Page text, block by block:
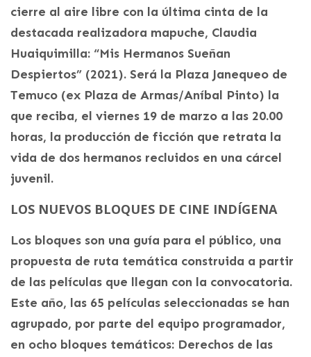
cierre al aire libre con la última cinta de la
destacada realizadora mapuche, Claudia
Huaiquimilla: “Mis Hermanos Sueñan
Despiertos” (2021). Será la Plaza Janequeo de
Temuco (ex Plaza de Armas/Aníbal Pinto) la
que reciba, el viernes 19 de marzo a las 20.00
horas, la producción de ficción que retrata la
vida de dos hermanos recluidos en una cárcel
juvenil.
LOS NUEVOS BLOQUES DE CINE INDÍGENA
Los bloques son una guía para el público, una
propuesta de ruta temática construida a partir
de las películas que llegan con la convocatoria.
Este año, las 65 películas seleccionadas se han
agrupado, por parte del equipo programador,
en ocho bloques temáticos: Derechos de las